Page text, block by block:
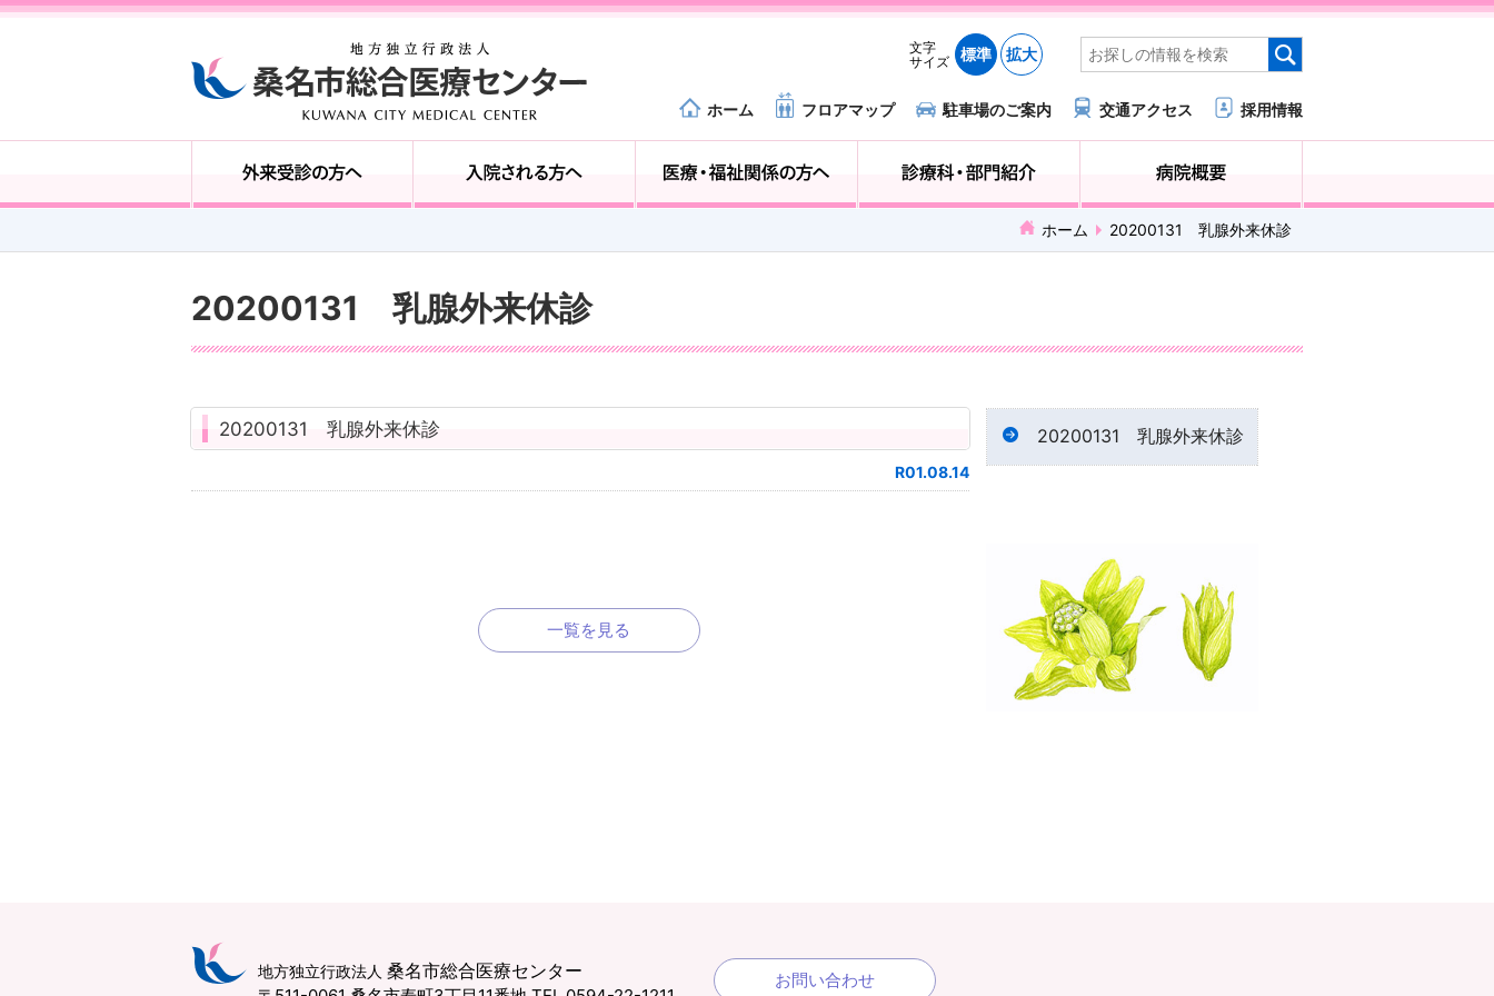
文字
サイズ
標準 拡大
ホーム フロアマップ 駐車場のご案内 交通アクセス 採用情報
ホーム 20200131 乳腺外来休診
20200131 乳腺外来休診
20200131 乳腺外来休診
R01.08.14
一覧を見る
20200131 乳腺外来休診
地方独立行政法人 桑名市総合医療センター
お問い合わせ